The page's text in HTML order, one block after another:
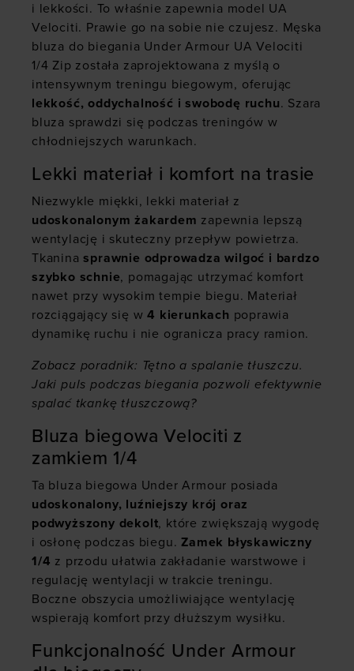
i lekkości. To właśnie zapewnia model UA
Velociti. Prawie go na sobie nie czujesz. Męska
bluza do biegania Under Armour UA Velociti
1/4 Zip została zaprojektowana z myślą o
intensywnym treningu biegowym, oferując
lekkość, oddychalność i swobodę ruchu. Szara
bluza sprawdzi się podczas treningów w
chłodniejszych warunkach.
Lekki materiał i komfort na trasie
Niezwykle miękki, lekki materiał z
udoskonalonym żakardem zapewnia lepszą
wentylację i skuteczny przepływ powietrza.
Tkaninasprawnie odprowadza wilgoć i bardzo
szybko schnie, pomagając utrzymać komfort
nawet przy wysokim tempie biegu. Materiał
rozciągający się w4 kierunkach poprawia
dynamikę ruchu i nie ogranicza pracy ramion.
Zobacz poradnik: Tętno a spalanie tłuszczu.
Jaki puls podczas biegania pozwoli efektywnie
spalać tkankę tłuszczową?
Bluza biegowa Velociti z
zamkiem 1/4
Ta bluza biegowa Under Armour posiada
udoskonalony, luźniejszy krój oraz
podwyższony dekolt, które zwiększają wygodę
i osłonę podczas biegu. Zamek błyskawiczny
1/4 z przodu ułatwia zakładanie warstwowe i
regulację wentylacji w trakcie treningu.
Boczne obszycia umożliwiające wentylację
wspierają komfort przy dłuższym wysiłku.
Funkcjonalność Under Armour